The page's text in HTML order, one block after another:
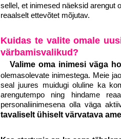
sellel, et inimesed näeksid arengut
reaalselt ettevõtet mõjutav.
Kuidas te valite omale
värbamisvalikud?
Valime oma inimesi väga
olemasolevate inimestega. Meie
seal juures muidugi oluline ka
arengutempo ning hindame
personaliinimesena olla väga
tavaliselt ühiselt värvatava